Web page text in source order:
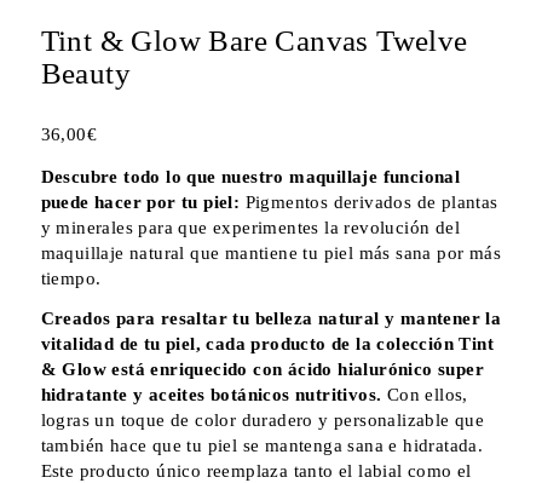
Tint & Glow Bare Canvas Twelve
Beauty
36,00€
Descubre todo lo que nuestro maquillaje funcional
puede hacer por tu piel: Pigmentos derivados de plantas
y minerales para que experimentes la revolución del
maquillaje natural que mantiene tu piel más sana por más
tiempo.
Creados para resaltar tu belleza natural y mantener la
vitalidad de tu piel, cada producto de la colección Tint
& Glow está enriquecido con ácido hialurónico super
hidratante y aceites botánicos nutritivos. Con ellos,
logras un toque de color duradero y personalizable que
también hace que tu piel se mantenga sana e hidratada.
Este producto único reemplaza tanto el labial como el